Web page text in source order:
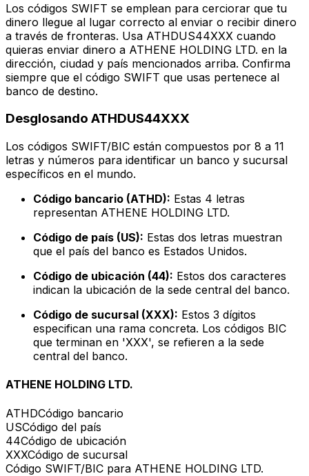
Los códigos SWIFT se emplean para cerciorar que tu
dinero llegue al lugar correcto al enviar o recibir dinero
a través de fronteras. Usa ATHDUS44XXX cuando
quieras enviar dinero a ATHENE HOLDING LTD. en la
dirección, ciudad y país mencionados arriba. Confirma
siempre que el código SWIFT que usas pertenece al
banco de destino.
Desglosando ATHDUS44XXX
Los códigos SWIFT/BIC están compuestos por 8 a 11
letras y números para identificar un banco y sucursal
específicos en el mundo.
Código bancario (ATHD): Estas 4 letras
representan ATHENE HOLDING LTD.
Código de país (US): Estas dos letras muestran
que el país del banco es Estados Unidos.
Código de ubicación (44): Estos dos caracteres
indican la ubicación de la sede central del banco.
Código de sucursal (XXX): Estos 3 dígitos
especifican una rama concreta. Los códigos BIC
que terminan en 'XXX', se refieren a la sede
central del banco.
ATHENE HOLDING LTD.
ATHDCódigo bancario
USCódigo del país
44Código de ubicación
XXXCódigo de sucursal
Código SWIFT/BIC para ATHENE HOLDING LTD.